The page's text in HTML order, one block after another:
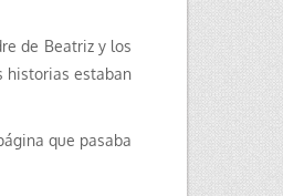
de Beatriz y los
historias estaban
que pasaba